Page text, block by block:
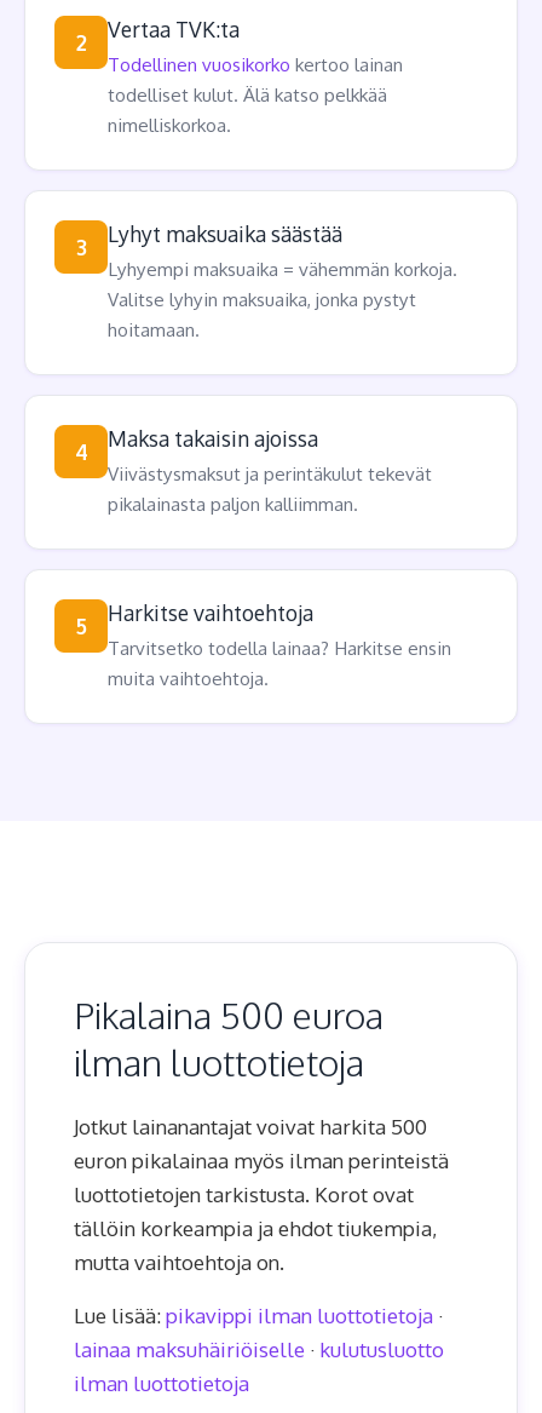
2 Vertaa TVK:ta
Todellinen vuosikorko kertoo lainan
todelliset kulut. Älä katso pelkkää
nimelliskorkoa.
3 Lyhyt maksuaika säästää
Lyhyempi maksuaika = vähemmän korkoja.
Valitse lyhyin maksuaika, jonka pystyt
hoitamaan.
4 Maksa takaisin ajoissa
Viivästysmaksut ja perintäkulut tekevät
pikalainasta paljon kalliimman.
5 Harkitse vaihtoehtoja
Tarvitsetko todella lainaa? Harkitse ensin
muita vaihtoehtoja.
Pikalaina 500 euroa
ilman luottotietoja
Jotkut lainanantajat voivat harkita 500
euron pikalainaa myös ilman perinteistä
luottotietojen tarkistusta. Korot ovat
tällöin korkeampia ja ehdot tiukempia,
mutta vaihtoehtoja on.
Lue lisää:pikavippi ilman luottotietoja ·
lainaa maksuhäiriöiselle · kulutusluotto
ilman luottotietoja